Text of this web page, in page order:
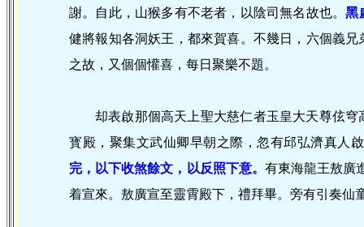
謝。自此，山猴多有不老者，以陰司無名故也。黑
健將報知各洞妖王，都來賀喜。不幾日，六個義兄
之故，又個個懽喜，每日聚樂不題。
却表啟那個高天上聖大慈仁者玉皇大天尊伭穹
寳殿，聚集文武仙卿早朝之際，忽有邱弘濟真人
完，以下收煞餘文，以反照下意。 有東海龍王敖廣
着宣來。敖廣宣至靈霄殿下，禮拜畢。旁有引奏仙